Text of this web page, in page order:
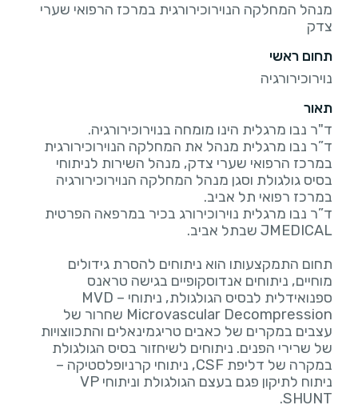
מנהל המחלקה הנוירוכירורגית במרכז הרפואי שערי
צדק
תחום ראשי
נוירוכירורגיה
תאור
ד”ר נבו מרגלית מנהל את המחלקה הנוירוכירורגית
במרכז הרפואי שערי צדק, מנהל השירות לניתוחי
בסיס גולגולת וסגן מנהל המחלקה הנוירוכירורגיה
ד”ר נבו מרגלית נוירוכירורג בכיר במרפאה הפרטית
תחום התמקצעותו הוא ניתוחים להסרת גידולים
מוחיים, ניתוחים אנדוסקופיים בגישה טראנס
ספנואידלית לבסיס הגולגולת, ניתוחי MVD –
Microvascular Decompression שחרור של
עצבים במקרים של כאבים טריגמינאלים והתכווצויות
של שרירי הפנים. ניתוחים לשיחזור בסיס הגולגולת
במקרה של דליפת CSF, ניתוחי קרניופלסטיקה –
ניתוח לתיקון פגם בעצם הגולגולת וניתוחי VP
SHUNT.